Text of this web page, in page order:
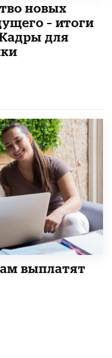
новых
– итоги
для
выплатят